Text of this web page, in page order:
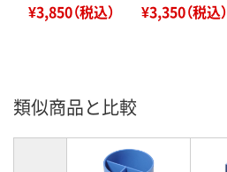
¥3,850（税込） ¥3,350（税込）
類似商品と比較